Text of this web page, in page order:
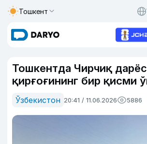
Тошкент
Тошкентда Чирчиқ
қирғоғининг бир қисми
Ўзбекистон 20:41 / 11.06.2026 5886